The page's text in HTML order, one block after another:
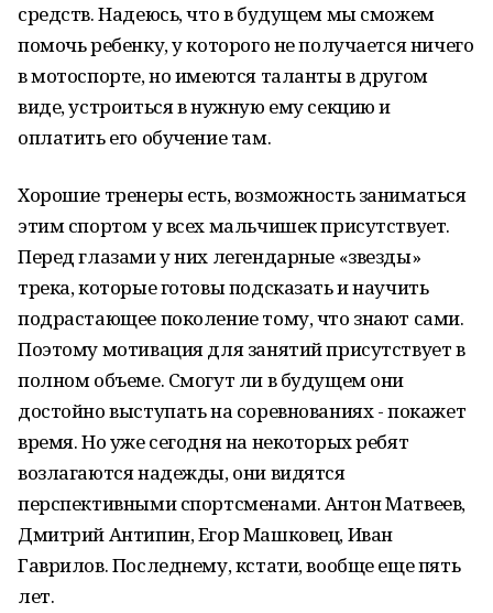
средств. Надеюсь, что в будущем мы сможем
помочь ребенку, у которого не получается ничего
в мотоспорте, но имеются таланты в другом
виде, устроиться в нужную ему секцию и
оплатить его обучение там.
Хорошие тренеры есть, возможность заниматься
этим спортом у всех мальчишек присутствует.
Перед глазами у них легендарные «звезды»
трека, которые готовы подсказать и научить
подрастающее поколение тому, что знают сами.
Поэтому мотивация для занятий присутствует в
полном объеме. Смогут ли в будущем они
достойно выступать на соревнованиях - покажет
время. Но уже сегодня на некоторых ребят
возлагаются надежды, они видятся
перспективными спортсменами. Антон Матвеев,
Дмитрий Антипин, Егор Машковец, Иван
Гаврилов. Последнему, кстати, вообще еще пять
лет.